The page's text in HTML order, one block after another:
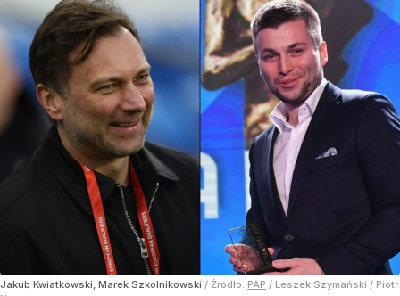
Jakub Kwiatkowski, Marek Szkolnikowski / Źródło: PAP / Leszek Szymański / Piotr